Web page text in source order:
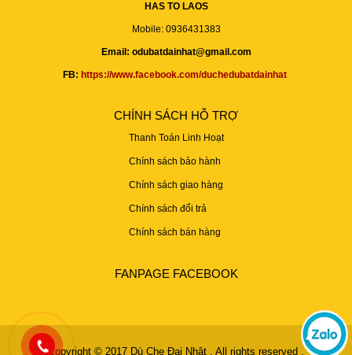
HAS TO LAOS
Mobile: 0936431383
Email: odubatdainhat@gmail.com
FB: https://www.facebook.com/duchedubatdainhat
CHÍNH SÁCH HỖ TRỢ
Thanh Toán Linh Hoạt
Chính sách bảo hành
Chính sách giao hàng
Chính sách đổi trả
Chính sách bán hàng
FANPAGE FACEBOOK
Copyright © 2017 Dù Che Đại Nhật . All rights reserved .